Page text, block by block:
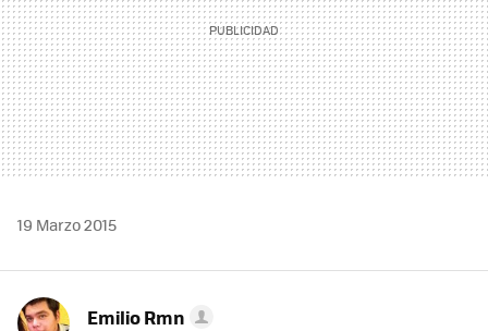
19 Marzo 2015
Emilio Rmn